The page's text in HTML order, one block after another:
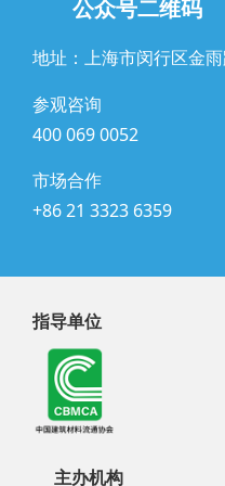
公众号二维码
地址：上海市闵行区金
参观咨询
400 069 0052
市场合作
+86 21 3323 6359
指导单位
主办机构